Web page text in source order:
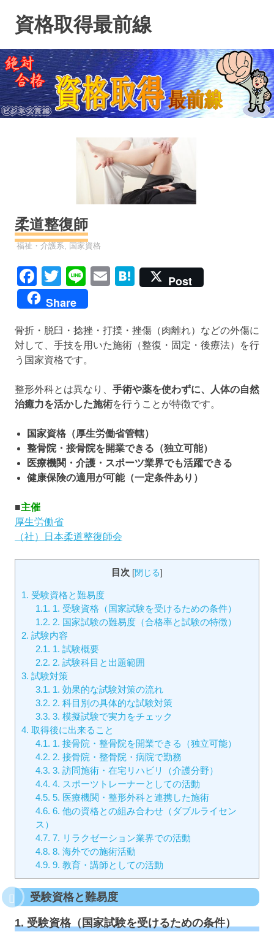
ン
ツ
へ
ス
キ
資格取得最前線
柔道整復師
資格
福祉・介護系 国家資格
Facebook
Twitter
LineEmailHatena
Post
Share
骨折・脱臼・捻挫・打撲・挫傷（肉離れ）などの外傷に
対して、手技を用いた施術（整復・固定・後療法）を行
う国家資格です。
整形外科とは異なり、 手術や薬を使わずに、人体の自然
治癒力を活かした施術を行うことが特徴です。
国家資格（厚生労働省管轄）
整骨院・接骨院を開業できる（独立可能）
医療機関・介護・スポーツ業界でも活躍できる
健康保険の適用が可能（一定条件あり）
■主催
厚生労働省
（社）日本柔道整復師会
目次 [閉じる]
1. 受験資格と難易度
1.1. 1. 受験資格（国家試験を受けるための条件）
1.2. 2. 国家試験の難易度（合格率と試験の特徴）
2. 試験内容
2.1. 1. 試験概要
2.2. 2. 試験科目と出題範囲
3. 試験対策
3.1. 1. 効果的な試験対策の流れ
3.2. 2. 科目別の具体的な試験対策
3.3. 3. 模擬試験で実力をチェック
4. 取得後に出来ること
4.1. 1. 接骨院・整骨院を開業できる（独立可能）
4.2. 2. 接骨院・整骨院・病院で勤務
4.3. 3. 訪問施術・在宅リハビリ（介護分野）
4.4. 4. スポーツトレーナーとしての活動
4.5. 5. 医療機関・整形外科と連携した施術
4.6. 6. 他の資格との組み合わせ（ダブルライセン
ス）
4.7. 7. リラクゼーション業界での活動
4.8. 8. 海外での施術活動
4.9. 9. 教育・講師としての活動
受験資格と難易度
1. 受験資格（国家試験を受けるための条件）